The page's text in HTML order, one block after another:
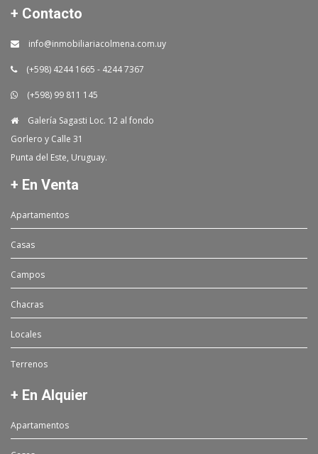
+ Contacto
info@inmobiliariacolmena.com.uy
(+598) 4244 1665 - 4244 7367
(+598) 99 811 145
Galería Sagasti Loc. 12 al fondo
Gorlero y Calle 31
Punta del Este, Uruguay.
+ En Venta
Apartamentos
Casas
Campos
Chacras
Locales
Terrenos
+ En Alquier
Apartamentos